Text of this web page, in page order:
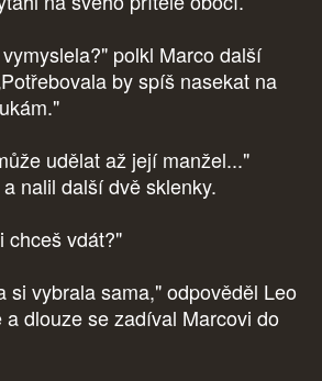
polkl Marco další
by spíš nasekat na
udělat až její manžel..."
nalil další dvě sklenky.
chceš vdát?"
si vybrala sama," odpověděl Leo
a dlouze se zadíval Marcovi do